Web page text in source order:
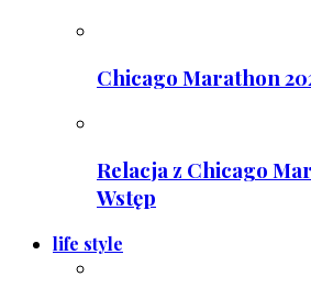
Chicago Marathon
Relacja z Chicago
Wstęp
life style